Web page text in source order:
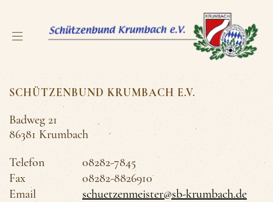
SCHÜTZENBUND KRUMBACH E.V.
Badweg 21
86381 Krumbach
Telefon
08282-7845
Fax
08282-8826910
Email
schuetzenmeister@sb-krumbach.de